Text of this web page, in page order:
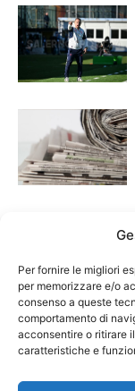
Per fornire le migliori
per memorizzare e/o
consenso a queste
comportamento di
acconsentire o ritirare
caratteristiche e